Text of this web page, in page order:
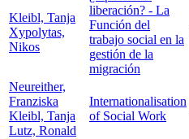
Kleibl, Tanja
Xypolytas,
Nikos
liberación? - La
Función del
trabajo social en la
gestión de la
migración
Neureither,
Franziska
Kleibl, Tanja
Lutz, Ronald
Internationalisation
of Social Work